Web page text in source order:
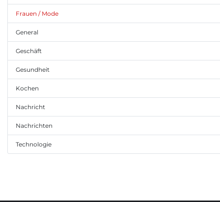
Frauen / Mode
General
Geschäft
Gesundheit
Kochen
Nachricht
Nachrichten
Technologie